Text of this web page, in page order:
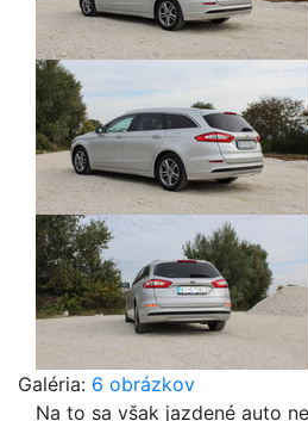
Galéria: 6 obrázkov
Na to sa však jazdené auto